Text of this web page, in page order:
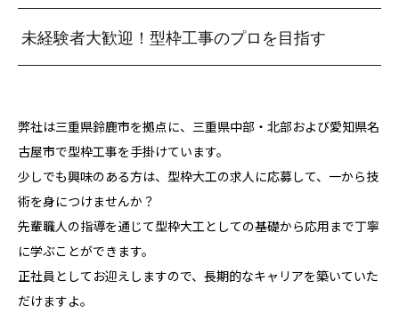
未経験者大歓迎！型枠工事のプロを目指す
弊社は三重県鈴鹿市を拠点に、三重県中部・北部および愛知県名
古屋市で型枠工事を手掛けています。
少しでも興味のある方は、型枠大工の求人に応募して、一から技
術を身につけませんか？
先輩職人の指導を通じて型枠大工としての基礎から応用まで丁寧
に学ぶことができます。
正社員としてお迎えしますので、長期的なキャリアを築いていた
だけますよ。